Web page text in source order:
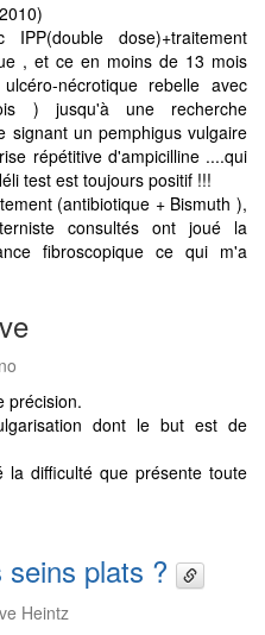
dose)+traitement
, et ce en moins de 13 mois
nécrotique rebelle avec
) jusqu'à une recherche
signant un pemphigus vulgaire
répétitive d'ampicilline ....qui
test est toujours positif !!!
(antibiotique + Bismuth ),
consultés ont joué la
fibroscopique ce qui m'a
précision.
dont le but est de
difficulté que présente toute
plats ?
Heintz